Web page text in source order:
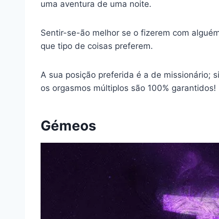
uma aventura de uma noite.
Sentir-se-ão melhor se o fizerem com
que tipo de coisas preferem.
A sua posição preferida é a de missionário;
os orgasmos múltiplos são 100% garantidos!
Gémeos